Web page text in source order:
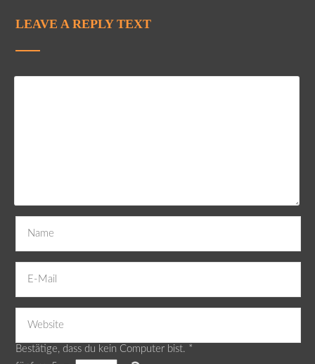
LEAVE A REPLY TEXT
Bestätige, dass du kein Computer bist. *